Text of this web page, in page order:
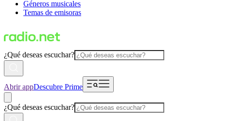
Géneros musicales
Temas de emisoras
¿Qué deseas escuchar?
Abrir appDescubre Prime
¿Qué deseas escuchar?